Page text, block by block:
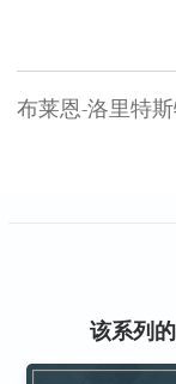
布莱恩-洛里特斯
该系列